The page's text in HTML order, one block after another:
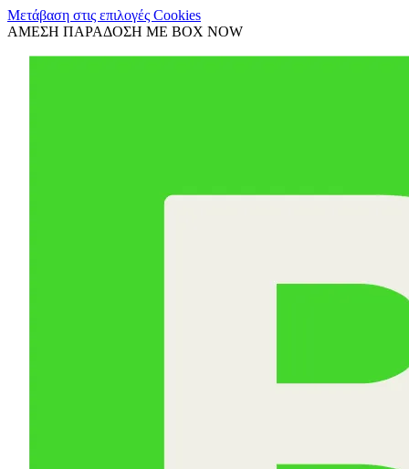
Μετάβαση στις επιλογές Cookies
ΑΜΕΣΗ ΠΑΡΑΔΟΣΗ ΜΕ BOX NOW